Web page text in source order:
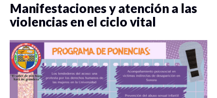
Manifestaciones y atención a las
violencias en el ciclo vital